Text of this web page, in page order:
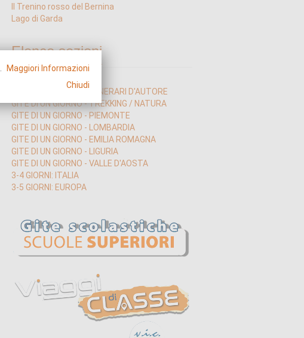
Il Trenino rosso del Bernina
Lago di Garda
Elenco sezioni
GITE DI UN GIORNO - ITINERARI D'AUTORE
GITE DI UN GIORNO - TREKKING / NATURA
GITE DI UN GIORNO - PIEMONTE
GITE DI UN GIORNO - LOMBARDIA
GITE DI UN GIORNO - EMILIA ROMAGNA
GITE DI UN GIORNO - LIGURIA
GITE DI UN GIORNO - VALLE D'AOSTA
3-4 GIORNI: ITALIA
3-5 GIORNI: EUROPA
Maggiori Informazioni
Chiudi